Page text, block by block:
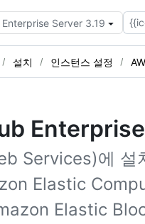
Enterprise Server 3.19
설치 인스턴스 설정
Services)에
Elastic
Elastic